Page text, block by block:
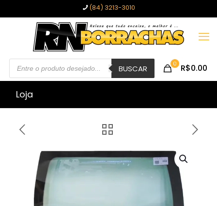
(84) 3213-3010
Pesquisar
produtos BUSCAR 0 R$0.00
Loja